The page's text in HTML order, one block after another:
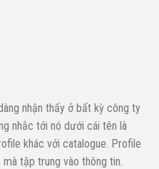
nhận thấy ở bất kỳ công ty
nhắc tới nó dưới cái tên là
khác với catalogue. Profile
tập trung vào thông tin.